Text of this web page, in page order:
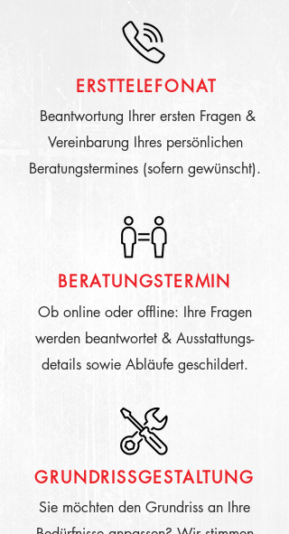
ERSTTELEFONAT
Beantwortung Ihrer ersten Fragen &
Vereinbarung Ihres persönlichen
Beratungstermines (sofern gewünscht).
BERATUNGSTERMIN
Ob online oder offline: Ihre Fragen
werden beantwortet & Ausstattungs-
details sowie Abläufe geschildert.
GRUNDRISSGESTALTUNG
Sie möchten den Grundriss an Ihre